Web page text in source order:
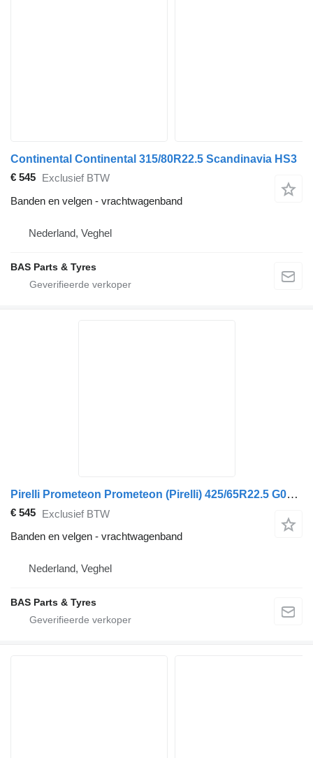
Continental Continental 315/80R22.5 Scandinavia HS3
€ 545 Exclusief BTW
Banden en velgen - vrachtwagenband
Nederland, Veghel
BAS Parts & Tyres
Pirelli Prometeon Prometeon (Pirelli) 425/65R22.5 G02 Pro Multiaxle
€ 545 Exclusief BTW
Banden en velgen - vrachtwagenband
Nederland, Veghel
BAS Parts & Tyres